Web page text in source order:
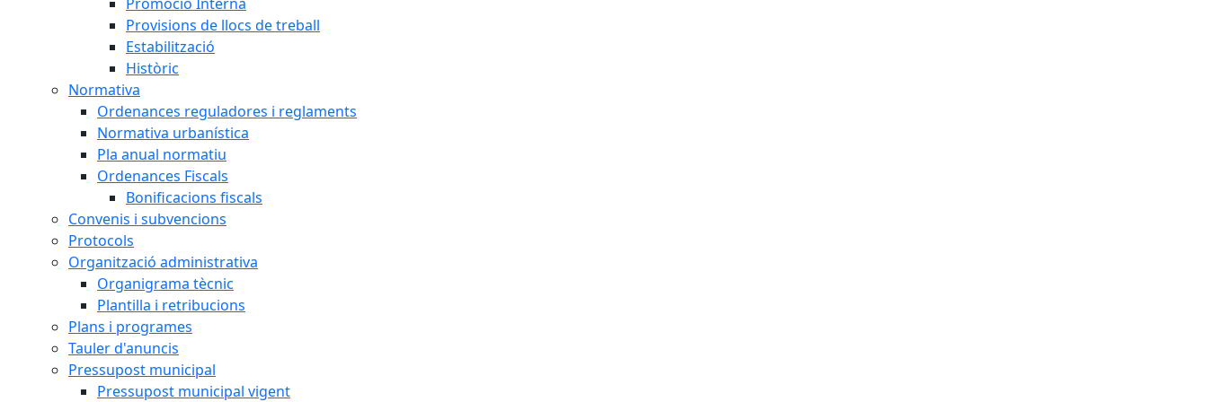
Provisions de llocs de treball
Estabilització
Històric
Normativa
Ordenances reguladores i reglaments
Normativa urbanística
Pla anual normatiu
Ordenances Fiscals
Bonificacions fiscals
Convenis i subvencions
Protocols
Organització administrativa
Organigrama tècnic
Plantilla i retribucions
Plans i programes
Tauler d'anuncis
Pressupost municipal
Pressupost municipal vigent